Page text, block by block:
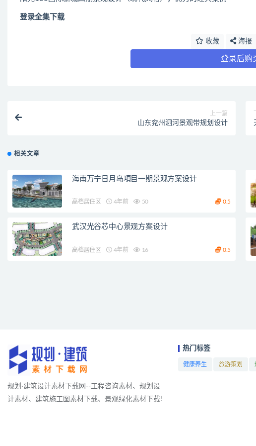
登录全集下载
收藏 海报
登录后购
上一篇
山东兖州泗河景观带规划设计
相关文章
海南万宁日月岛項目一期景观方案设计
高档居住区 4年前 50 0.5
武汉光谷芯中心景观方案设计
高档居住区 4年前 16 0.5
规划·建筑设计素材下载网--工程咨询素材、规划设
计素材、建筑施工图素材下载、景观绿化素材下载!
热门标签
健康养生 旅游策划